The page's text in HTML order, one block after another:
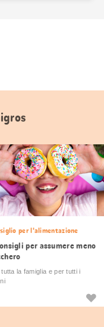
per l'alimentazione
per assumere meno
tutta la famiglia e per tutti i